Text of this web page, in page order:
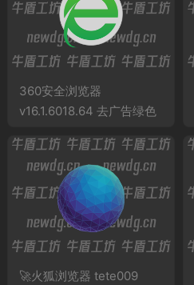
360安全浏览器
v16.1.6018.64 去广告绿色
🚀火狐浏览器 tete009